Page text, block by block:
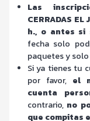
Las
CERRADAS EL
h., o antes si
fecha solo
paquetes y
Si ya tienes tu
por favor, el
cuenta
contrario, no
que compitas